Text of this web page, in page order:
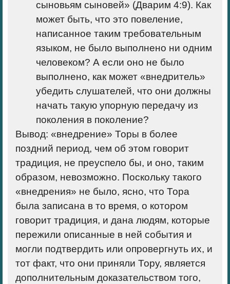
сыновьям сыновей» (Дварим 4:9). Как
может быть, что это повеление,
написанное таким требовательным
языком, не было выполнено ни одним
человеком? А если оно не было
выполнено, как может «внедритель»
убедить слушателей, что они должны
начать такую упорную передачу из
поколения в поколение?
Вывод: «внедрение» Торы в более
поздний период, чем об этом говорит
традиция, не преуспело бы, и оно, таким
образом, невозможно. Поскольку такого
«внедрения» не было, ясно, что Тора
была записана в то время, о котором
говорит традиция, и дана людям, которые
пережили описанные в ней события и
могли подтвердить или опровергнуть их, и
тот факт, что они приняли Тору, является
дополнительным доказательством того,